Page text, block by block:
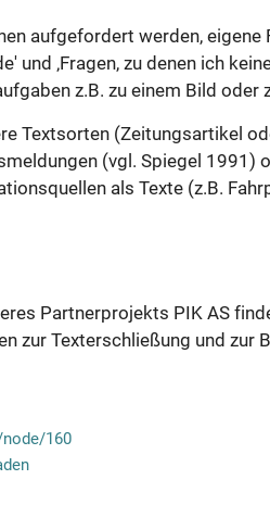
aufgefordert werden, eigene
und ‚Fragen, zu denen ich
z.B. zu einem Bild
Textsorten (Zeitungsartikel
(vgl. Spiegel 1991)
als Texte (z.B.
Partnerprojekts PIK AS
zur Texterschließung und zur
160